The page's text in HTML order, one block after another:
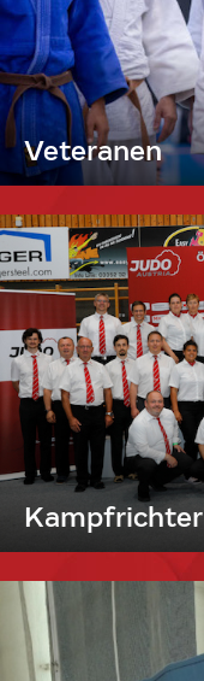
Veteranen
Kampfrichter